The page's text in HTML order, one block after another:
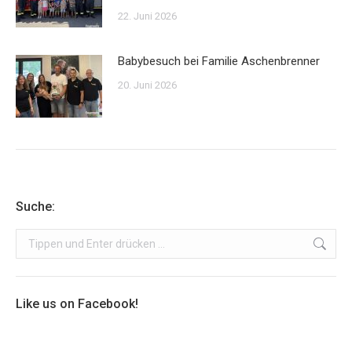
22. Juni 2026
Babybesuch bei Familie Aschenbrenner
20. Juni 2026
Suche:
Search:
Like us on Facebook!